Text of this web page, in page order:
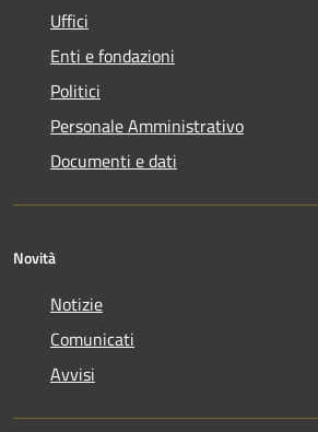
Uffici
Enti e fondazioni
Politici
Personale Amministrativo
Documenti e dati
Novità
Notizie
Comunicati
Avvisi